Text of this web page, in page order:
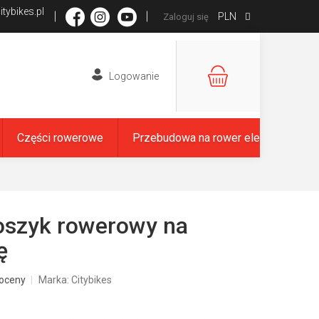
PLN
Zaloguj się
KOSZYK
Części rowerowe Przebudowa na rower elektryczny
rowerowy na
Marka: Citybikes